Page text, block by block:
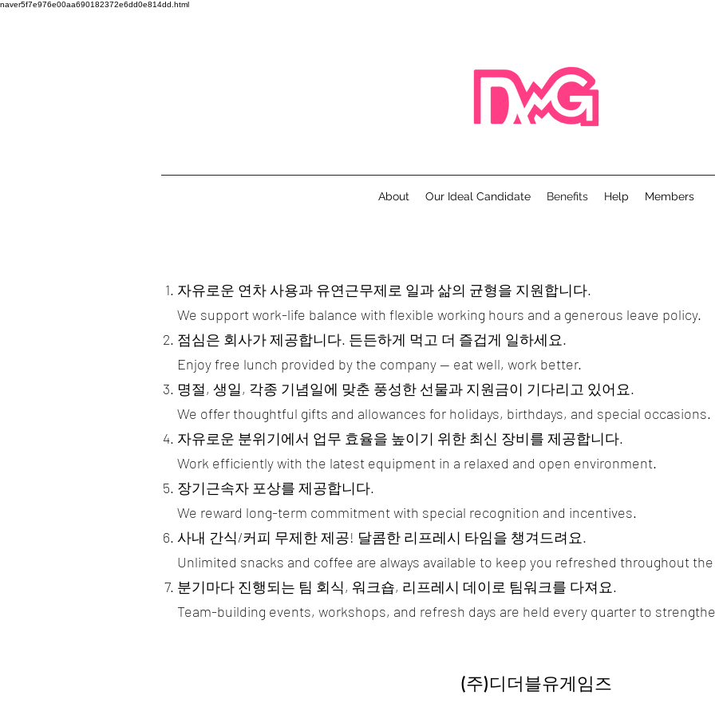
naver5f7e976e00aa690182372e6dd0e814dd.html
About Our Ideal Candidate Benefits Help Members
자유로운 연차 사용과 유연근무제로 일과 삶의 균형을 지원합니다.
We support work-life balance with flexible working hours and a generous leave policy.
점심은 회사가 제공합니다. 든든하게 먹고 더 즐겁게 일하세요.
Enjoy free lunch provided by the company — eat well, work better.
명절, 생일, 각종 기념일에 맞춘 풍성한 선물과 지원금이 기다리고 있어요.
We offer thoughtful gifts and allowances for holidays, birthdays, and special occasions.
자유로운 분위기에서 업무 효율을 높이기 위한 최신 장비를 제공합니다.
Work efficiently with the latest equipment in a relaxed and open environment.
장기근속자 포상를 제공합니다.
We reward long-term commitment with special recognition and incentives.
사내 간식/커피 무제한 제공! 달콤한 리프레시 타임을 챙겨드려요.
Unlimited snacks and coffee are always available to keep you refreshed throughout the
분기마다 진행되는 팀 회식, 워크숍, 리프레시 데이로 팀워크를 다져요.
Team-building events, workshops, and refresh days are held every quarter to
(주)디더블유게임즈